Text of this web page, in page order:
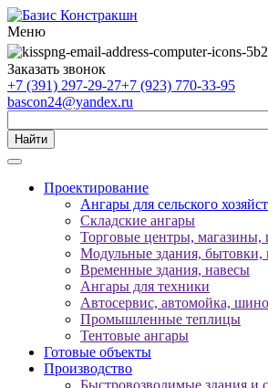
Меню
Заказать звонок
+7 (391) 297-29-27+7 (923) 770-33-95
bascon24@yandex.ru
Найти
Проектирование
Ангары для сельского
Складские ангары
Торговые центры, магазины,
Модульные здания,
Временные здания, навесы
Ангары для техники
Автосервис, автомойка,
Промышленные теплицы
Тентовые ангары
Готовые объекты
Производство
Быстровозводимые здания и